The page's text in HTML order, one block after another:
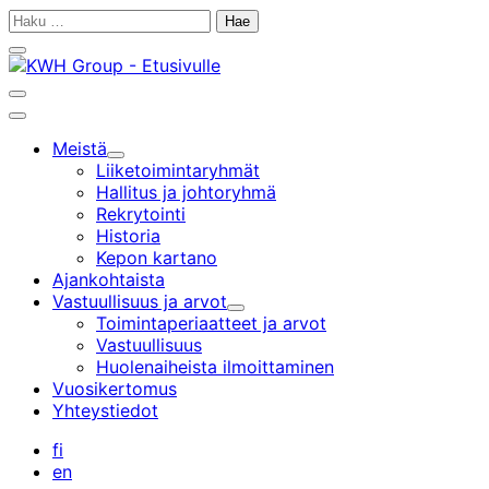
Siirry
Haku:
Sulje
hakupalkki
Avaa
hakupalkki
Päävalikko
Meistä
Alavalikko
Liiketoiminta­ryhmät
Hallitus ja johtoryhmä
Rekrytointi
Historia
Kepon kartano
Ajankohtaista
Vastuullisuus ja arvot
Alavalikko
Toimintaperiaatteet ja arvot
Vastuullisuus
Huolenaiheista ilmoittaminen
Vuosikertomus
Yhteystiedot
fi
en